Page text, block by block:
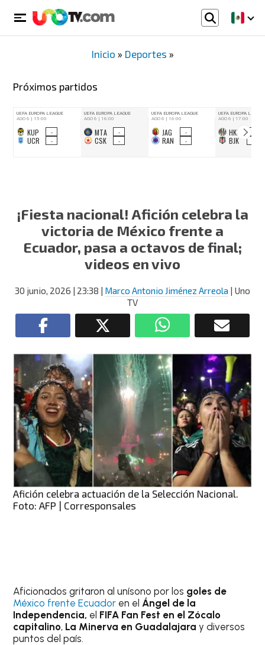
Inicio » Deportes »
Próximos partidos
¡Fiesta nacional! Afición celebra la
victoria de México frente a
Ecuador, pasa a octavos de final;
videos en vivo
30 junio, 2026 | 23:38 | Marco Antonio Jiménez Arreola | Uno
TV
Afición celebra actuación de la Selección Nacional.
Foto: AFP | Corresponsales
Aficionados gritaron al unísono por los goles de
México frente Ecuador en el Ángel de la
Independencia, el FIFA Fan Fest en el Zócalo
capitalino, La Minerva en Guadalajara y diversos
puntos del país.